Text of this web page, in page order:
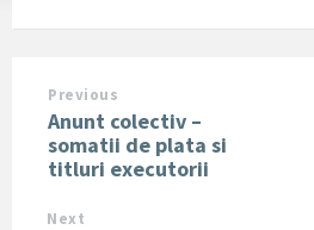
Previous
Anunt colectiv –
somatii de plata si
titluri executorii
Next